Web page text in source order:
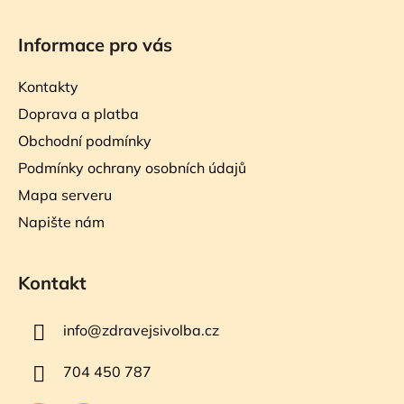
Informace pro vás
Kontakty
Doprava a platba
Obchodní podmínky
Podmínky ochrany osobních údajů
Mapa serveru
Napište nám
Kontakt
info@zdravejsivolba.cz
704 450 787